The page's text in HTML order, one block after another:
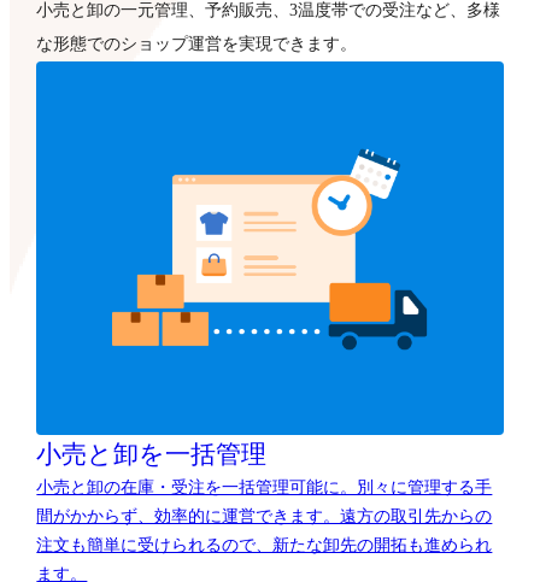
小売と卸の一元管理、予約販売、3温度帯での受注など、多様
な形態でのショップ運営を実現できます。
小売と卸を一括管理
小売と卸の在庫・受注を一括管理可能に。別々に管理する手
間がかからず、効率的に運営できます。遠方の取引先からの
注文も簡単に受けられるので、新たな卸先の開拓も進められ
ます。